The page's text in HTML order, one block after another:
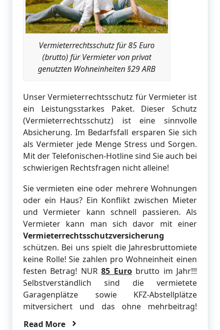
Vermieterrechtsschutz für 85 Euro
(brutto) für Vermieter von privat
genutzten Wohneinheiten §29 ARB
Unser Vermieterrechtsschutz für Vermieter ist
ein Leistungsstarkes Paket. Dieser Schutz
(Vermieterrechtsschutz) ist eine sinnvolle
Absicherung. Im Bedarfsfall ersparen Sie sich
als Vermieter jede Menge Stress und Sorgen.
Mit der Telefonischen-Hotline sind Sie auch bei
schwierigen Rechtsfragen nicht alleine!
Sie vermieten eine oder mehrere Wohnungen
oder ein Haus? Ein Konflikt zwischen Mieter
und Vermieter kann schnell passieren. Als
Vermieter kann man sich davor mit einer
Vermieterrechtsschutzversicherung
schützen. Bei uns spielt die Jahresbruttomiete
keine Rolle! Sie zahlen pro Wohneinheit einen
festen Betrag! NUR85 Eurobrutto im Jahr!!!
Selbstverständlich sind die vermietete
Garagenplätze sowie KFZ-Abstellplätze
mitversichert und das ohne mehrbeitrag!
Read More